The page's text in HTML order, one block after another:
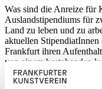
Was sind die Anreize für
Auslandstipendiums für
Land zu leben und zu
aktuellen StipendiatInnen
Frankfurt ihren
von einem bestehenden
Erfahrungen haben
Budapest, Dublin,